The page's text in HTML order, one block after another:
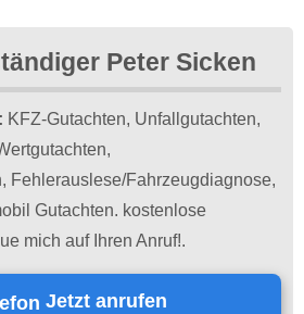
Peter Sicken
KFZ-Gutachten, Unfallgutachten,
Fehlerauslese/Fahrzeugdiagnose,
Gutachten. kostenlose
mich auf Ihren Anruf!.
Jetzt anrufen